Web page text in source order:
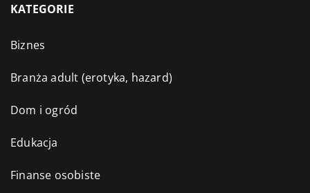
KATEGORIE
Biznes
Branża adult (erotyka, hazard)
Dom i ogród
Edukacja
Finanse osobiste